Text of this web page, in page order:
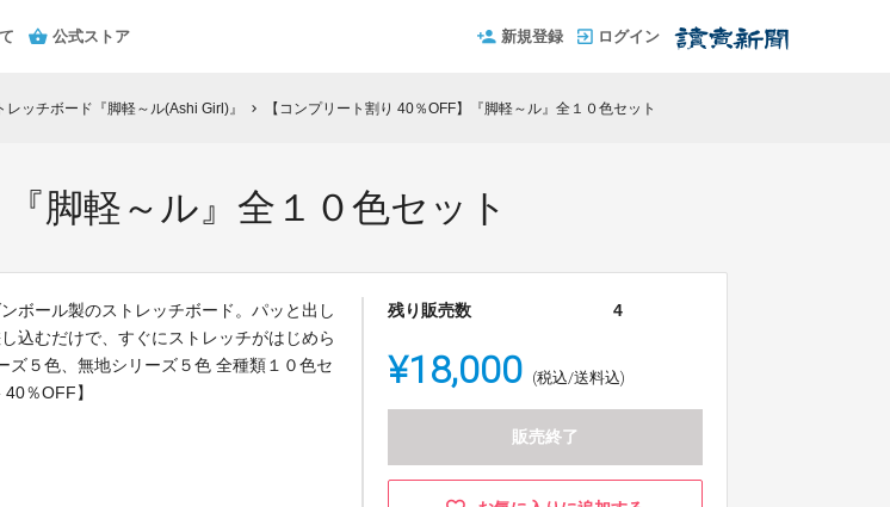
公式ストア 新規登録 ログイン
ッチボード『脚軽～ル(Ashi Girl)』 chevron_right 【コンプリート割り 40％OFF】『脚軽～ル』全１０色セット
脚軽～ル』全１０色セット
ボール製のストレッチボード。パッと出し
込むだけで、すぐにストレッチがはじめら
ズ５色、無地シリーズ５色 全種類１０色セ
％OFF】
残り販売数 4
¥18,000 (税込/送料込)
販売終了